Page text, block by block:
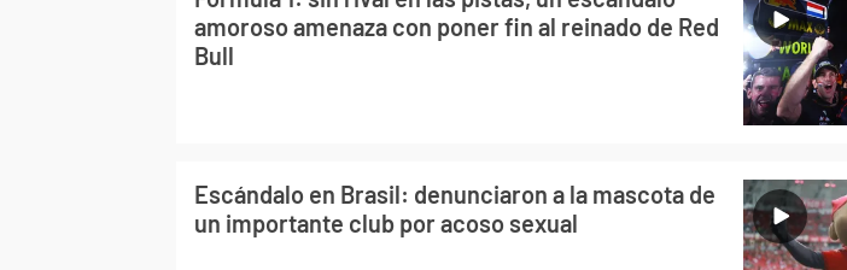
amoroso amenaza con poner fin al reinado de Red
Bull
Escándalo en Brasil: denunciaron a la mascota de
un importante club por acoso sexual